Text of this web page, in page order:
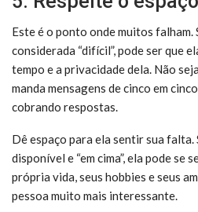
Este é o ponto onde muitos falham.
considerada “difícil”, pode ser que
tempo e a privacidade dela. Não
manda mensagens de cinco em
cobrando respostas.
Dê espaço para ela sentir sua
disponível e “em cima”, ela pode se
própria vida, seus hobbies e seus
pessoa muito mais interessante.